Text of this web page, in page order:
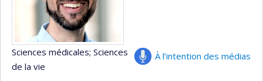
À l’intention des médias
Sciences médicales; Sciences
de la vie